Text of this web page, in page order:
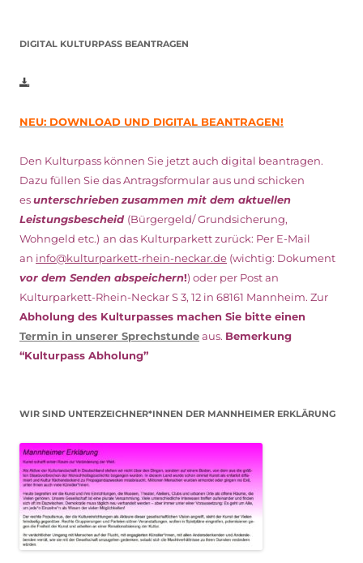
DIGITAL KULTURPASS BEANTRAGEN
NEU: DOWNLOAD UND DIGITAL BEANTRAGEN!
Den Kulturpass können Sie jetzt auch digital beantragen.
Dazu füllen Sie das Antragsformular aus und schicken
esunterschriebenzusammen mit dem aktuellen
Leistungsbescheid (Bürgergeld/ Grundsicherung,
Wohngeld etc.) an das Kulturparkett zurück: Per E-Mail
an info@kulturparkett-rhein-neckar.de (wichtig: Dokument
vor dem Senden abspeichern!) oder per Post an
Kulturparkett-Rhein-Neckar S 3, 12 in 68161 Mannheim. Zur
Abholung des Kulturpasses machen Sie bitte einen
Termin in unserer Sprechstundeaus. Bemerkung
“Kulturpass Abholung”
WIR SIND UNTERZEICHNER*INNEN DER MANNHEIMER ERKLÄRUNG